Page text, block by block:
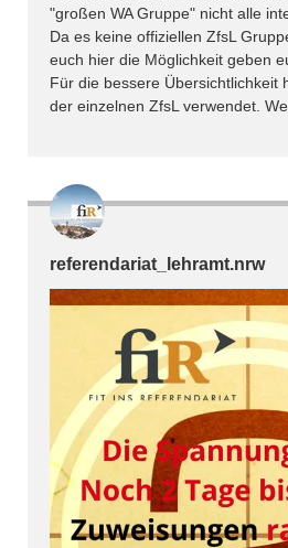
"großen WA Gruppe" nicht alle
Da es keine offiziellen ZfsL
euch hier die Möglichkeit geben
Für die bessere Übersichtlichkeit
der einzelnen ZfsL verwendet.
referendariat_lehramt.nrw